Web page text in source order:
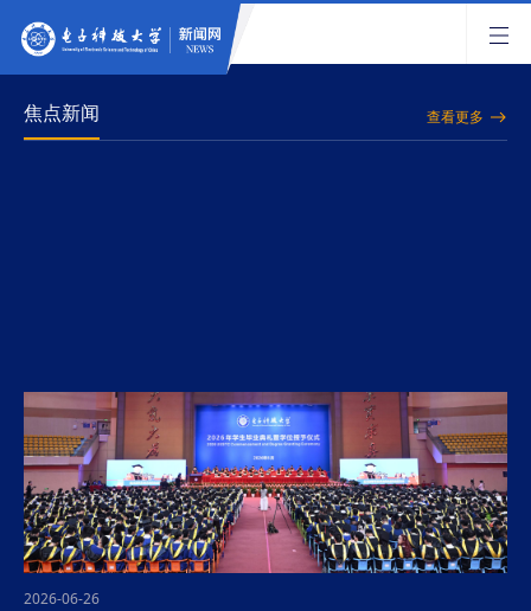
焦点新闻 查看更多
2026-06-26